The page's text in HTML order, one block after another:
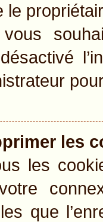
le
vous
les
les
que